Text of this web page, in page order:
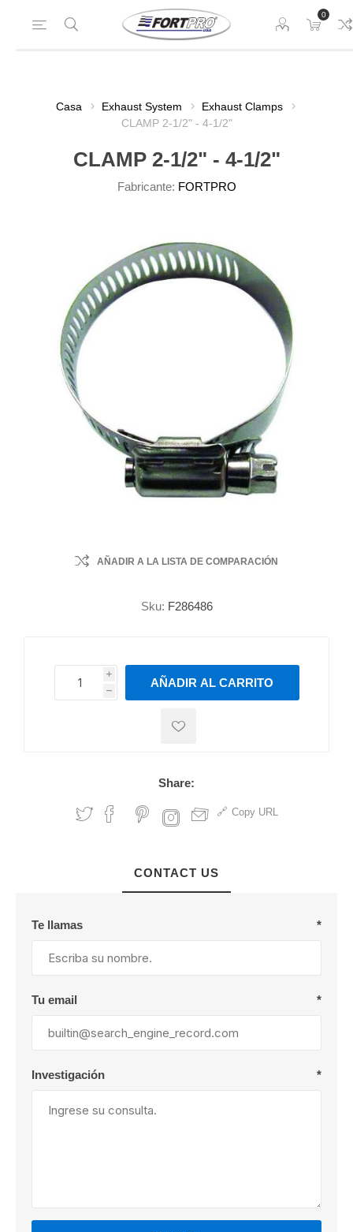
0
Casa Exhaust System
Exhaust Clamps
CLAMP 2-1/2" - 4-1/2"
CLAMP 2-1/2" - 4-1/2"
Fabricante: FORTPRO
AÑADIR A LA LISTA DE COMPARACIÓN
Sku: F286486
i
h
h
AÑADIR AL CARRITO
Share:
Copy URL
CONTACT US
Te llamas *
Tu email *
Investigación *